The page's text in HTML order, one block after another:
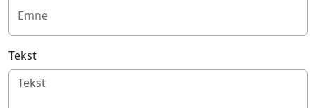
Emne
Tekst